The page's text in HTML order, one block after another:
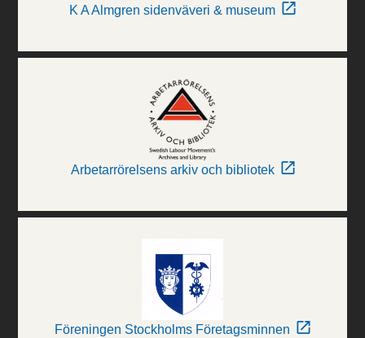
K A Almgren sidenväveri & museum
Arbetarrörelsens arkiv och bibliotek
Föreningen Stockholms Företagsminnen